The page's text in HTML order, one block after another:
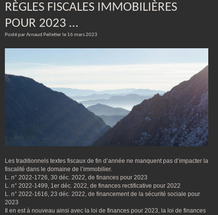
RÈGLES FISCALES IMMOBILIÈRES
POUR 2023 …
Posté par Arnaud Pelletier le 16 mars 2023
Les traditionnels textes fiscaux de fin d’année ne manquent pas d’impacter la
fiscalité dans le domaine de l’immobilier.
L. n° 2022-1726, 30 déc. 2022, de finances pour 2023
L. n° 2022-1499, 1er déc. 2022, de finances rectificative pour 2022
L. n° 2022-1616, 23 déc. 2022, de financement de la sécurité sociale pour
2023
Il en est à nouveau ainsi avec la loi de finances pour 2023, la loi de finances